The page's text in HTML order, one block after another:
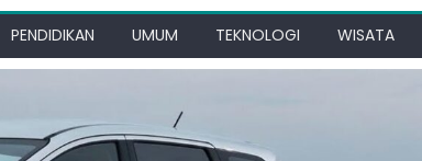
PENDIDIKAN UMUM TEKNOLOGI WISATA